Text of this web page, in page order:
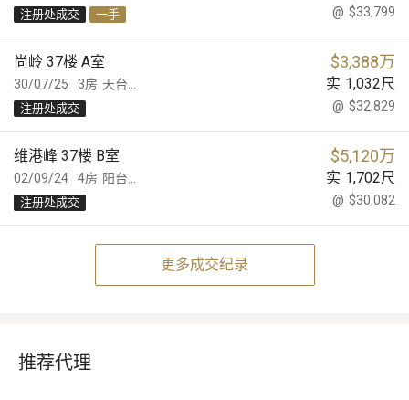
@ $33,799
注册处成交 一手
30/07/25
尚岭 37楼 A室 $3,388万
天台... 实 1,032尺
3房
@ $32,829
注册处成交
02/09/24
维港峰 37楼 B室 $5,120万
阳台... 实 1,702尺
4房
@ $30,082
注册处成交
更多成交纪录
推荐代理